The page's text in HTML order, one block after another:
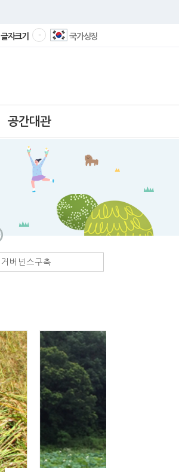
글자크기 -축
소
국가상징
공간대관
거버넌스구축